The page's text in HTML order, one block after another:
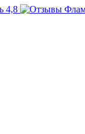
4,8